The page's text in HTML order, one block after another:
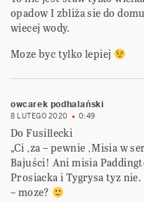
opadow I zbliża sie do
wiecej wody.
Moze byc tylko lepiej
owcarek podhalański
8 LUTEGO 2020 0:49
Do Fusillecki
„Ci ‚za – pewnie ‚Misia w
Bajuści! Ani misia
Prosiacka i Tygrysa tyz
– moze?